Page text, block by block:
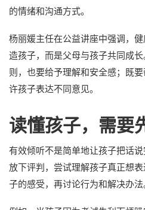
的情绪和沟通方式。
杨丽媛主任在公益讲座中强调，
造孩子，而是父母与孩子共同成
则，也要给予理解和安全感；既
许孩子表达不同意见。
读懂孩子，需要
有效倾听不是简单地让孩子把话
放下评判，尝试理解孩子真正想
子的感受，再讨论行为和解决办法